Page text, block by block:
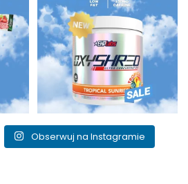
0 2
Obserwuj na Instagramie